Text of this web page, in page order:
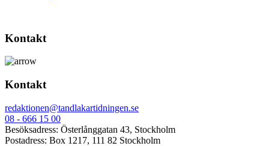
Kontakt
Kontakt
redaktionen@tandlakartidningen.se
08 - 666 15 00
Besöksadress: Österlånggatan 43, Stockholm
Postadress: Box 1217, 111 82 Stockholm